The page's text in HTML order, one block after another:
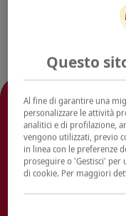
Ti
anche
Questo
Al fine di garantire una
personalizzare le attività
analitici e di profilazione,
vengono utilizzati, previo
in linea con le preferenze
proseguire o 'Gestisci' per
di cookie. Per maggiori